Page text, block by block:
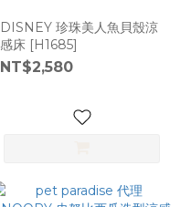
DISNEY 珍珠美人魚貝殼涼
感床 [H1685]
NT$2,580